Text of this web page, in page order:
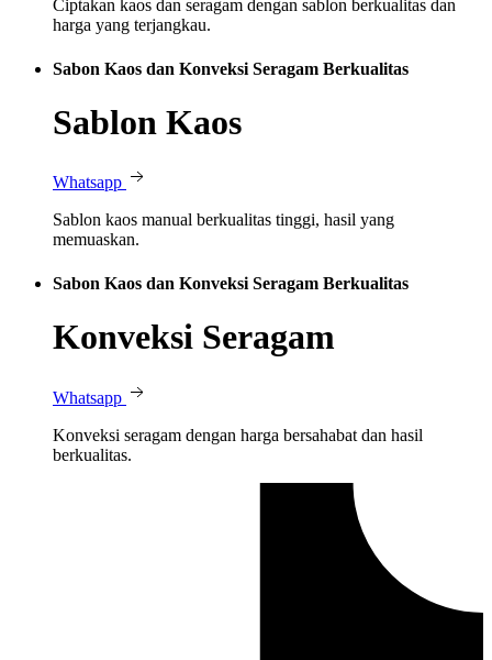
Ciptakan kaos dan seragam dengan sablon berkualitas dan
harga yang terjangkau.
Sabon Kaos dan Konveksi Seragam Berkualitas
Sablon Kaos
Whatsapp
Sablon kaos manual berkualitas tinggi, hasil yang
memuaskan.
Sabon Kaos dan Konveksi Seragam Berkualitas
Konveksi Seragam
Whatsapp
Konveksi seragam dengan harga bersahabat dan hasil
berkualitas.